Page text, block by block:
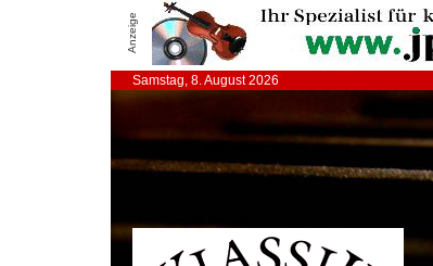
Anzeige
Samstag, 8. August 2026